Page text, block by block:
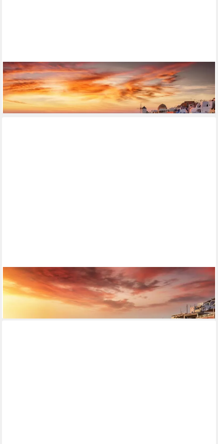
PAPERMOON
Fototapete Griechenland
ab 22,87 €
lieferbar - in 2-3 Werktagen bei dir
PAPERMOON
Fototapete Griechenland
ab 22,87 €
lieferbar - in 2-3 Werktagen bei dir